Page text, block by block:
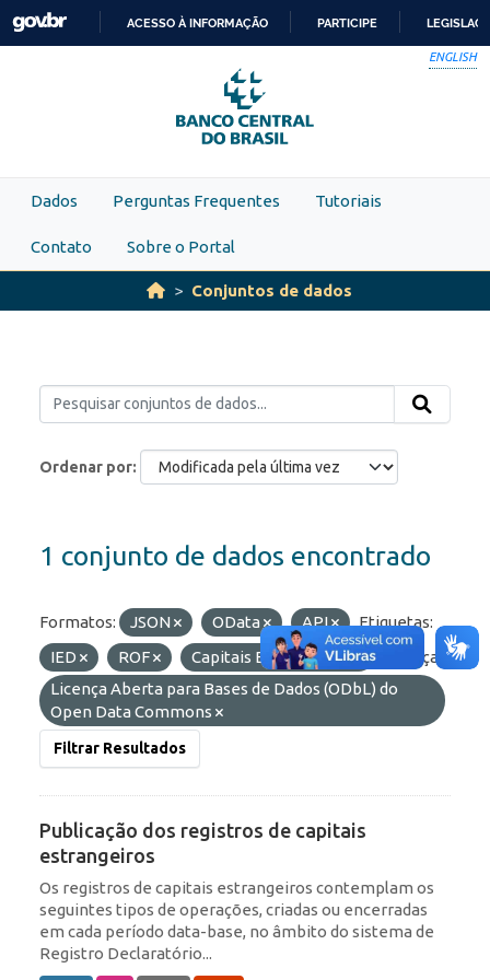
Skip to main content
PARA
O
CONTEÚDO
ACESSO À INFORMAÇÃO PARTICIPE
ENGLISH
Dados Perguntas Frequentes Tutoriais
Contato Sobre o Portal
Conjuntos de dados
Ordenar por
1 conjunto de dados encontrado
Formatos: JSON OData API
Etiquetas:
IED
ROF Capitais Estrangeiros
Licenças:
Licença Aberta para Bases de Dados (ODbL) do
Open Data Commons
Filtrar Resultados
Publicação dos registros de capitais
estrangeiros
Os registros de capitais estrangeiros contemplam os
seguintes tipos de operações, criadas ou encerradas
em cada período data-base, no âmbito do sistema de
Registro Declaratório...